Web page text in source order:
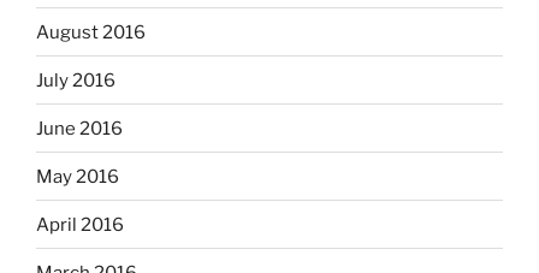
August 2016
July 2016
June 2016
May 2016
April 2016